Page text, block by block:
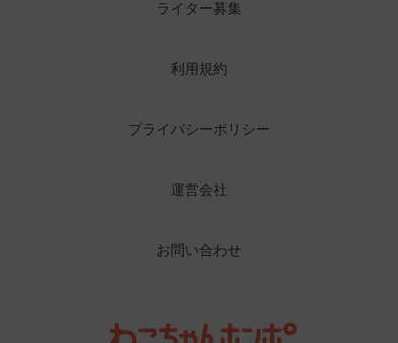
ライター募集
利用規約
プライバシーポリシー
運営会社
お問い合わせ